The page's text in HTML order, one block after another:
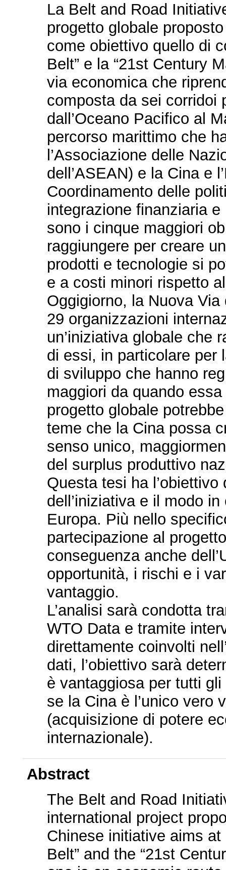
La Belt and Road
progetto globale
come obiettivo quello di
Belt” e la “21st Century
via economica che
composta da sei corridoi
dall’Oceano Pacifico al
percorso marittimo che
l’Associazione delle
dell’ASEAN) e la Cina e
Coordinamento delle
integrazione finanziaria
sono i cinque maggiori
raggiungere per creare
prodotti e tecnologie si
e a costi minori rispetto
Oggigiorno, la Nuova
29 organizzazioni
un’iniziativa globale che
di essi, in particolare per
di sviluppo che hanno
maggiori da quando
progetto globale
teme che la Cina possa
senso unico,
del surplus produttivo
Questa tesi ha
dell’iniziativa e il modo
Europa. Più nello
partecipazione al
conseguenza anche
opportunità, i rischi e i
vantaggio.
L’analisi sarà condotta
WTO Data e tramite
direttamente coinvolti
dati, l’obiettivo sarà
è vantaggiosa per tutti
se la Cina è l’unico vero
(acquisizione di potere
internazionale).
Abstract
The Belt and Road
international project
Chinese initiative aims
Belt” and the “21st